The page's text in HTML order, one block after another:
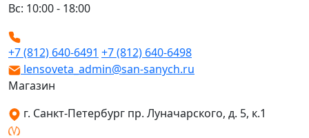
Вс: 10:00 - 18:00
+7 (812) 640-6491 +7 (812) 640-6498
lensoveta_admin@san-sanych.ru
Магазин
г. Санкт-Петербург пр. Луначарского, д. 5, к.1